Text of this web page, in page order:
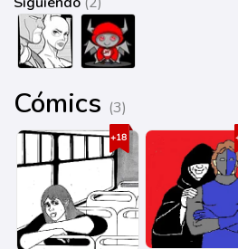
Cómics (3)